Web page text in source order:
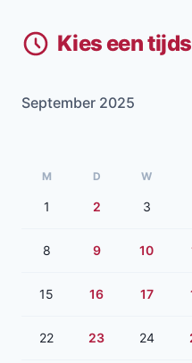
Kies een
September 2025
M D W
1 2 3
8 9 10
15 16 17
22 23 24